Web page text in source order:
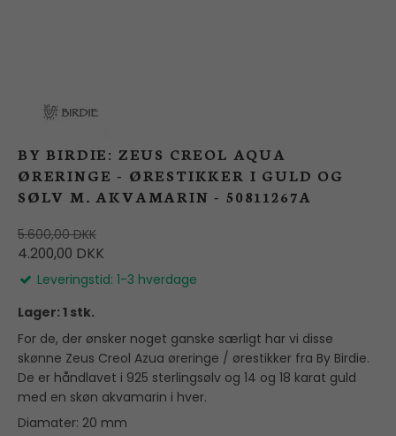
BY BIRDIE: ZEUS CREOL AQUA
ØRERINGE - ØRESTIKKER I GULD OG
SØLV M. AKVAMARIN - 50811267A
5.600,00 DKK
4.200,00 DKK
Leveringstid: 1-3 hverdage
Lager: 1 stk.
For de, der ønsker noget ganske særligt har vi disse
skønne Zeus Creol Azua øreringe / ørestikker fra By Birdie.
De er håndlavet i 925 sterlingsølv og 14 og 18 karat guld
med en skøn akvamarin i hver.
Diamater: 20 mm